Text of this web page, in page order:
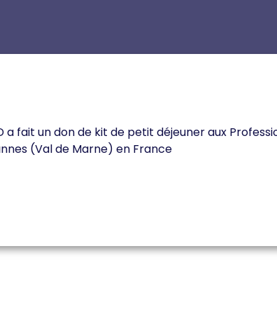
a fait un don de kit de petit déjeuner aux
(Val de Marne) en France